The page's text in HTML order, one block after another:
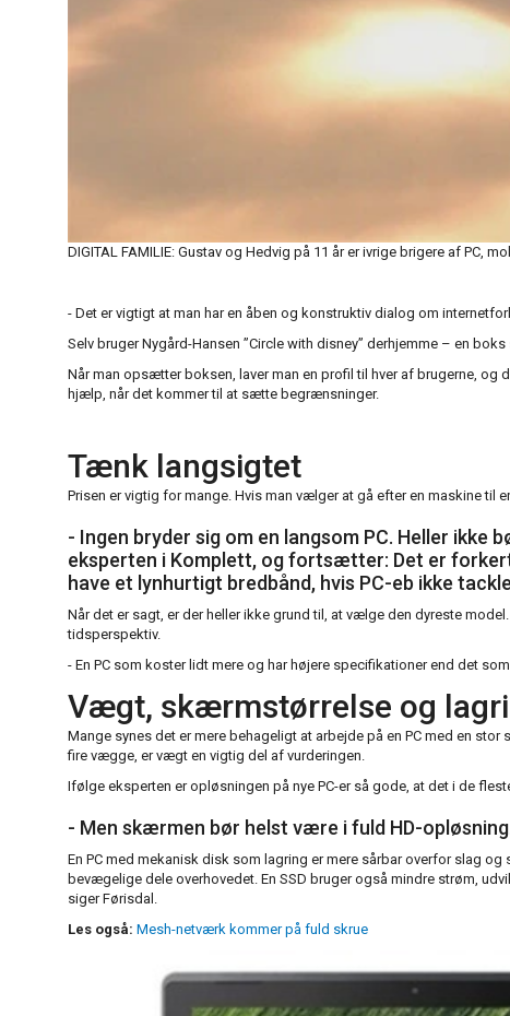
DIGITAL FAMILIE: Gustav og Hedvig på 11 år er ivrige brigere af PC,
- Det er vigtigt at man har en åben og konstruktiv dialog om
Selv bruger Nygård-Hansen ”Circle with disney” derhjemme – en
Når man opsætter boksen, laver man en profil til hver af brugerne,
hjælp, når det kommer til at sætte begrænsninger.
Tænk langsigtet
Prisen er vigtig for mange. Hvis man vælger at gå efter en maskine
- Ingen bryder sig om en langsom PC. Heller ikke
eksperten i Komplett, og fortsætter: Det er
have et lynhurtigt bredbånd, hvis PC-eb ikke
Når det er sagt, er der heller ikke grund til, at vælge den dyreste
tidsperspektiv.
- En PC som koster lidt mere og har højere specifikationer end det
Vægt, skærmstørrelse og
Mange synes det er mere behageligt at arbejde på en PC med en
fire vægge, er vægt en vigtig del af vurderingen.
Ifølge eksperten er opløsningen på nye PC-er så gode, at det i de
- Men skærmen bør helst være i fuld HD-
En PC med mekanisk disk som lagring er mere sårbar overfor slag
bevægelige dele overhovedet. En SSD bruger også mindre strøm,
siger Førisdal.
Les også: Mesh-netværk kommer på fuld skrue